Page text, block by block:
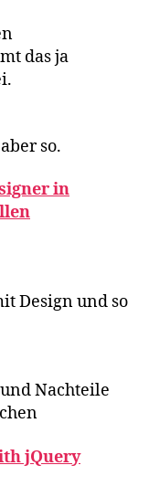
das ja
so.
in
Design und so
Nachteile
jQuery